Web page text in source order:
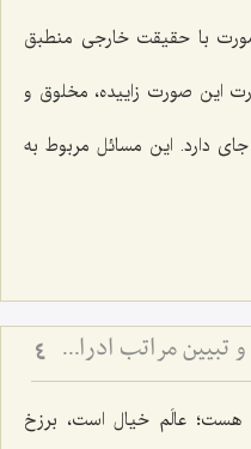
با حقیقت خارجى منطبق
این صورت زاییده، مخلوق و
دارد. این مسائل مربوط به
بررسی اشکالات وجود ذهنی و تبیین مراتب ادراکی - تحلیل جایگاه قوا و نسبت میان عالم ذهن و خارج 4
هست؛ عالَم خیال است، برزخ